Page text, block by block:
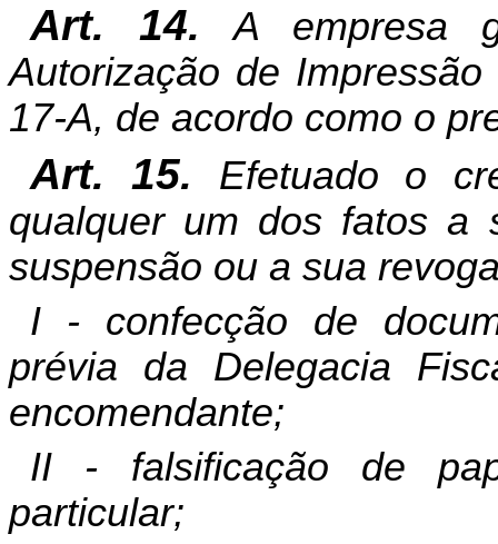
Art. 14. A empresa
Autorização de
17-A, de acordo como o
Art. 15. Efetuado o
qualquer um dos fatos a
suspensão ou a sua
I - confecção de
prévia da Delegacia
encomendante;
II - falsificação de
particular;